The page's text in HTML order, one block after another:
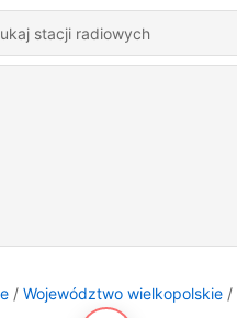
Województwo wielkopolskie